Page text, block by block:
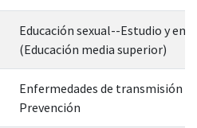
Educación sexual--Estudio y
(Educación media superior)
Enfermedades de transmisión
Prevención